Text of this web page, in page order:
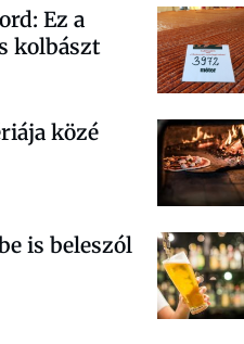
Ez a
kolbászt
közé
is beleszól